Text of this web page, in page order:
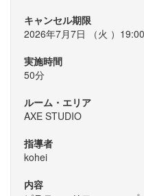
キャンセル期限
2026年7月7日 （火 ）19:00
実施時間
50分
ルーム・エリア
AXE STUDIO
指導者
kohei
内容